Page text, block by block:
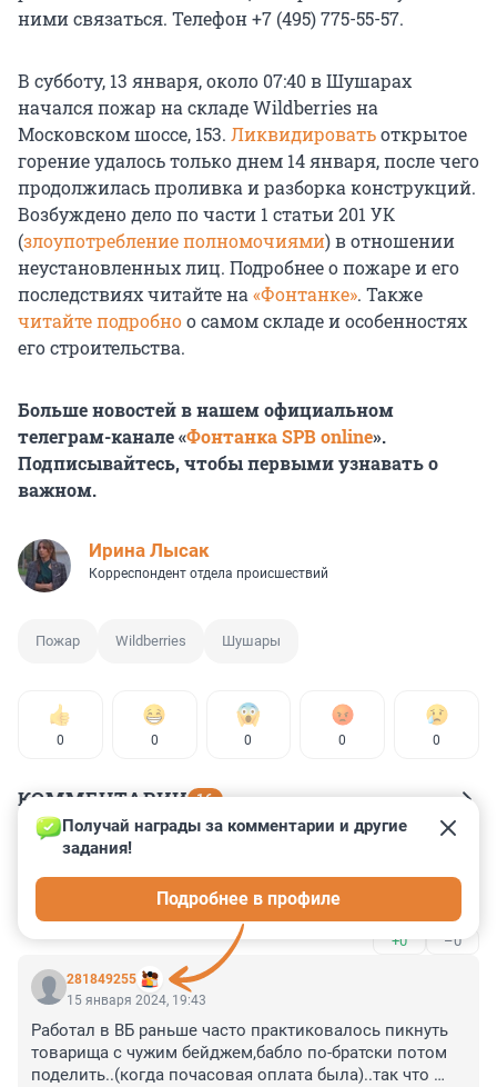
ними связаться. Телефон +7 (495) 775-55-57.
В субботу, 13 января, около 07:40 в Шушарах
начался пожар на складе Wildberries на
Московском шоссе, 153. Ликвидироватьоткрытое
горение удалось только днем 14 января, после чего
продолжилась проливка и разборка конструкций.
Возбуждено дело по части 1 статьи 201 УК
(злоупотребление полномочиями) в отношении
неустановленных лиц. Подробнее о пожаре и его
последствиях читайте на «Фонтанке». Также
читайте подробноо самом складе и особенностях
его строительства.
Больше новостей в нашем официальном
телеграм-канале «Фонтанка SPB online».
Подписывайтесь, чтобы первыми узнавать о
важном.
Ирина Лысак
Корреспондент отдела происшествий
Пожар Wildberries Шушары
0 0 0 0 0
КОММЕНТАРИИ 16
Гость
Фух мои заказы ели как успели уехать с Шушары
+0 –0
281849255
Получай награды за комментарии и другие
задания!
Подробнее в профиле
15 января 2024, 19:43
Работал в ВБ раньше часто практиковалось пикнуть
товарища с чужим бейджем,бабло по-братски потом
поделить..(когда почасовая оплата была)..так что